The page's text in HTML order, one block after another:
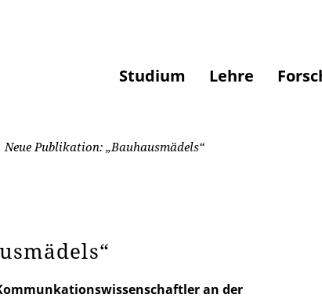
Studium Lehre
Neue Publikation: „Bauhausmädels“
an der